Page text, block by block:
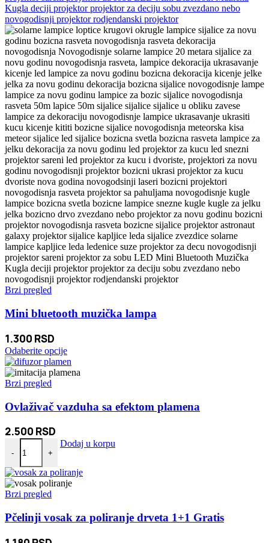
Brzi pregled
Mini bluetooth muzička lampa
1.300 RSD
Odaberite opcijeOvaj
proizvod
ima
Opcije
mogu
na
proizvoda.
Brzi pregled
Ovlaživač vazduha sa efektom plamena
2.500 RSD
-
Ovlaživač vazduha sa efektom plamena količina
+
Dodaj u korpu
Brzi pregled
Pčelinji vosak za poliranje drveta 1+1 Gratis